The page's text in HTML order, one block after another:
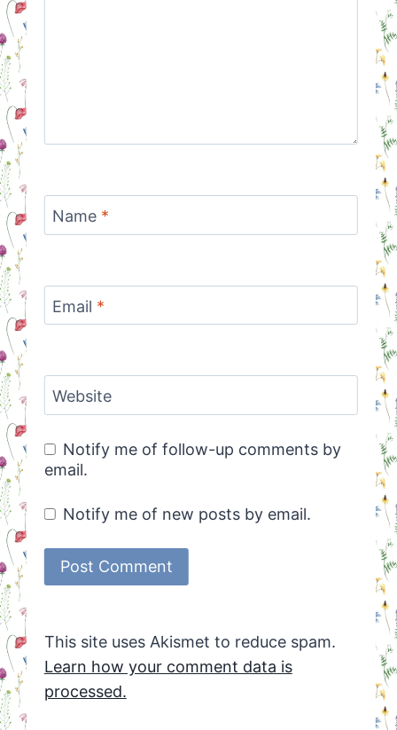
Name *
Email *
Website
Notify me of follow-up comments by
email.
Notify me of new posts by email.
This site uses Akismet to reduce spam.
Learn how your comment data is
processed.